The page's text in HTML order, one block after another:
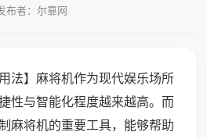
布者：尔靠网
法】麻将机作为现代娱乐场所
性与智能化程度越来越高。而
麻将机的重要工具，能够帮助